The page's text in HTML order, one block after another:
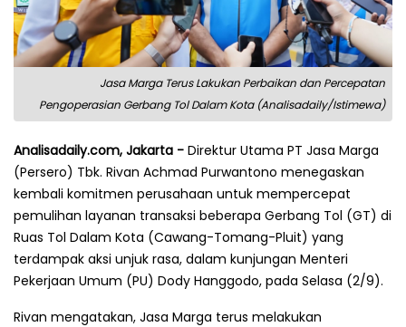
Jasa Marga Terus Lakukan Perbaikan dan Percepatan
Pengoperasian Gerbang Tol Dalam Kota (Analisadaily/Istimewa)
Analisadaily.com, Jakarta - Direktur Utama PT Jasa Marga
(Persero) Tbk. Rivan Achmad Purwantono menegaskan
kembali komitmen perusahaan untuk mempercepat
pemulihan layanan transaksi beberapa Gerbang Tol (GT) di
Ruas Tol Dalam Kota (Cawang-Tomang-Pluit) yang
terdampak aksi unjuk rasa, dalam kunjungan Menteri
Pekerjaan Umum (PU) Dody Hanggodo, pada Selasa (2/9).
Rivan mengatakan, Jasa Marga terus melakukan